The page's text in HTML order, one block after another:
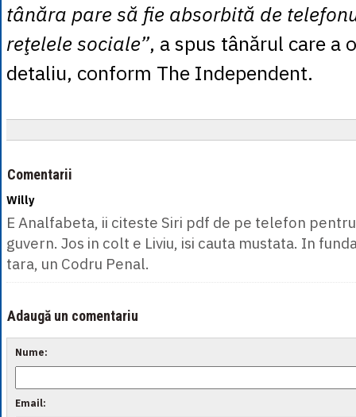
tânăra pare să fie absorbită de
reţelele sociale”, a spus tânărul care a
detaliu, conform The Independent.
Comentarii
Willy
E Analfabeta, ii citeste Siri pdf de pe telefon
guvern. Jos in colt e Liviu, isi cauta mustata. In
tara, un Codru Penal.
Adaugă un comentariu
Nume:
Email: